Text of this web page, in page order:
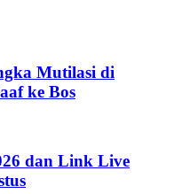
Mutilasi di
ke Bos
dan Link Live